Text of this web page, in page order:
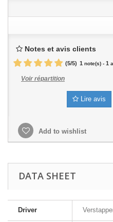
Notes et avis clients
(5/5) 1 note(s) - 1
Voir répartition
Lire avis
Add to wishlist
DATA SHEET
Driver